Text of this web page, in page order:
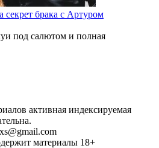
секрет брака с Артуром
под салютом и полная
активная индексируемая
материалы 18+